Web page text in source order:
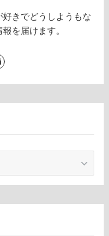
きでどうしようもな
を届けます。